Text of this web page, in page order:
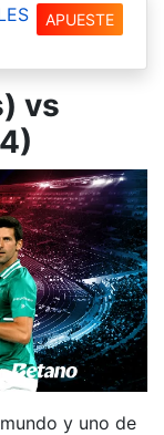
APUESTE
vs
y uno de